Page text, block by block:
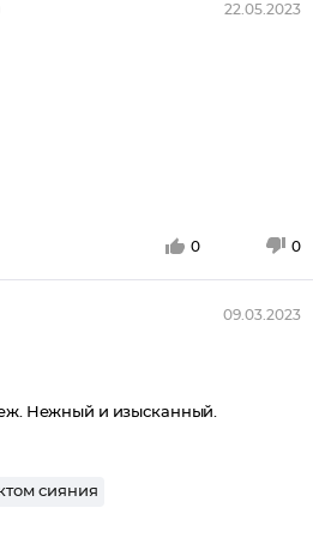
22.05.2023
0 0
09.03.2023
Нежный и изысканный.
сияния